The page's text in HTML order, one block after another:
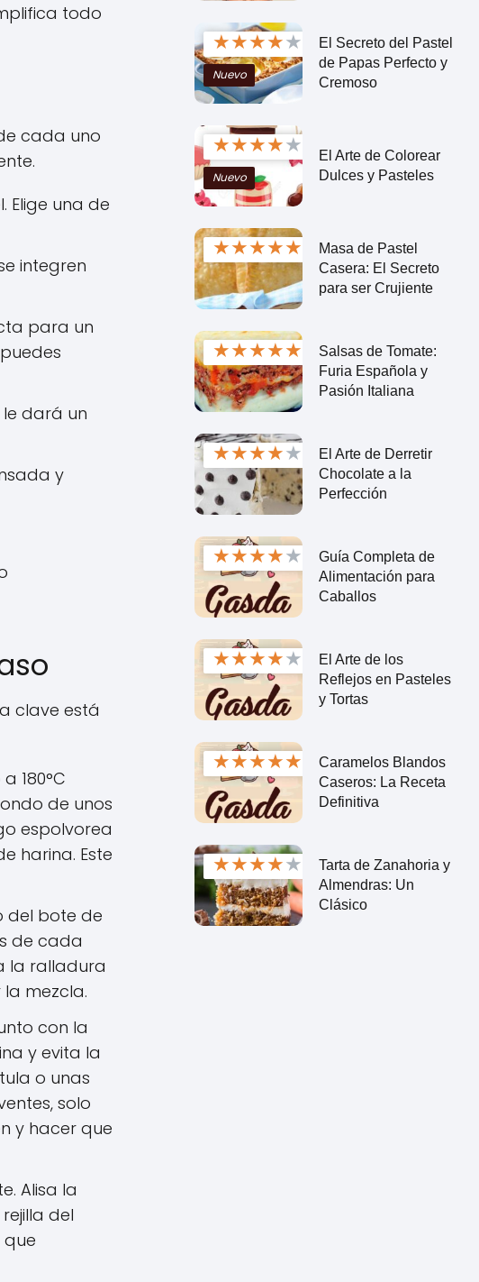
todo
cada uno
Elige una de
integren
para un
dará un
y
clave está
180°C
de unos
espolvorea
harina. Este
del bote de
de cada
la ralladura
mezcla.
con la
y evita la
o unas
solo
y hacer que
Alisa la
del
que
★★★★★
Nuevo
El Secreto del Pastel
de Papas Perfecto y
Cremoso
★★★★★
Nuevo
El Arte de Colorear
Dulces y Pasteles
★★★★★
Masa de Pastel
Casera: El Secreto
para ser Crujiente
★★★★★
Salsas de Tomate:
Furia Española y
Pasión Italiana
★★★★★
El Arte de Derretir
Chocolate a la
Perfección
★★★★★
Guía Completa de
Alimentación para
Caballos
★★★★★
El Arte de los
Reflejos en Pasteles
y Tortas
★★★★★
Caramelos Blandos
Caseros: La Receta
Definitiva
★★★★★
Tarta de Zanahoria y
Almendras: Un
Clásico